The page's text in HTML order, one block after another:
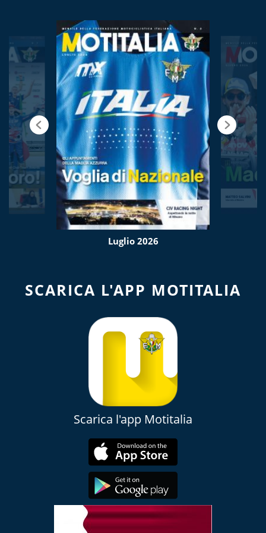
Luglio 2026
SCARICA L'APP MOTITALIA
Scarica l'app Motitalia